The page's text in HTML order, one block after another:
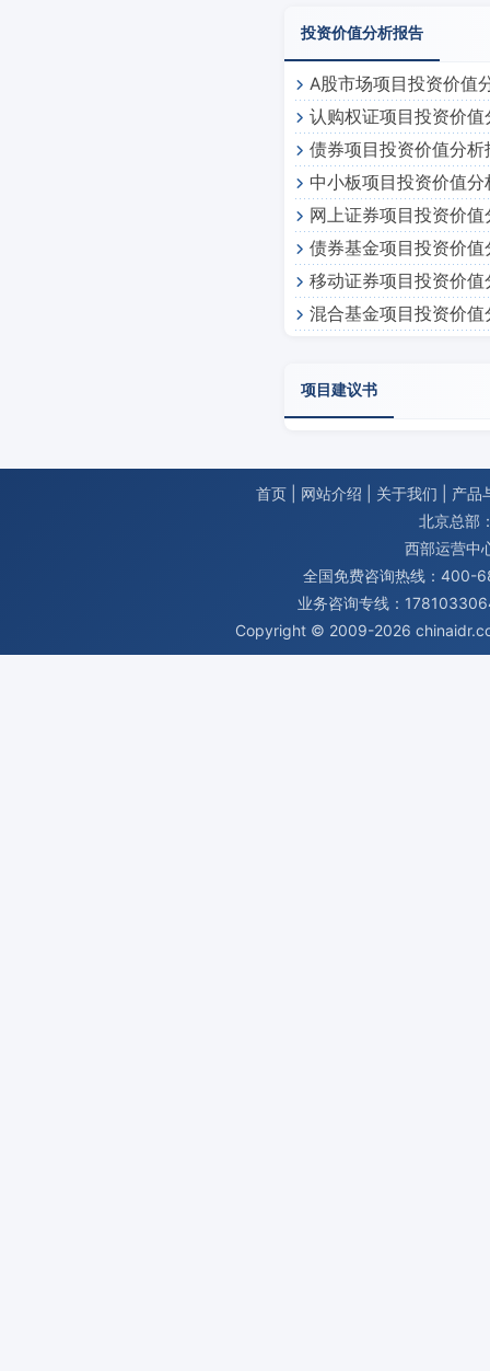
投资价值分析报告
A股市场项目投资价值
认购权证项目投资价值
债券项目投资价值分析
中小板项目投资价值分
网上证券项目投资价值
债券基金项目投资价值
移动证券项目投资价值
混合基金项目投资价值
项目建议书
首页 网站介绍 关于我们
产品
北京总部
西部运营中
全国免费咨询热线：400-
业务咨询专线：
Copyright © 2009-2026